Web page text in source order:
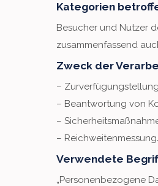
Kategorien
Besucher und Nutzer
zusammenfassend
Zweck der
–
– Beantwortung von
–
–
Verwendete
„Personenbezogene